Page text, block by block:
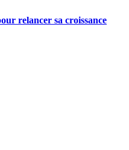
relancer sa croissance